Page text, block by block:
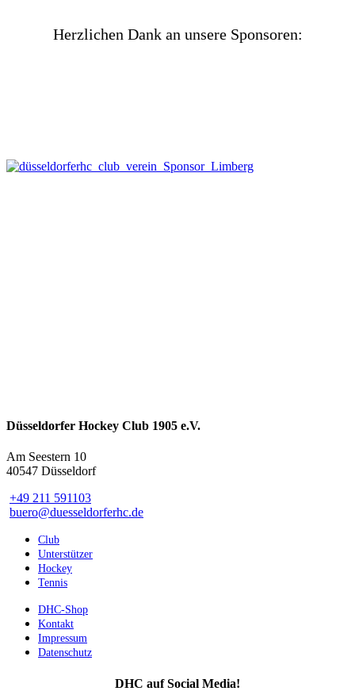
Herzlichen Dank an unsere Sponsoren:
Düsseldorfer Hockey Club 1905 e.V.
Am Seestern 10
40547 Düsseldorf
+49 211 591103
buero@duesseldorferhc.de
Club
Unterstützer
Hockey
Tennis
DHC-Shop
Kontakt
Impressum
Datenschutz
DHC auf Social Media!